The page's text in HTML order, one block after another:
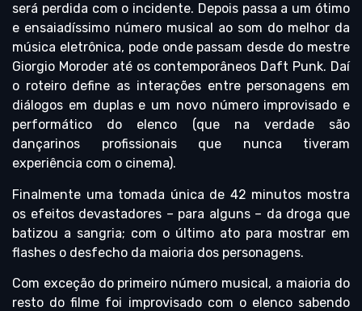
será perdida com o incidente. Depois passa a um ótimo
e ensaiadíssimo número musical ao som do melhor da
música eletrônica, pode onde passam desde do mestre
Giorgio Moroder até os contemporâneos Daft Punk. Daí
o roteiro define as interações entre personagens em
diálogos em duplas e um novo número improvisado e
performático do elenco (que na verdade são
dançarinos profissionais que nunca tiveram
experiência com o cinema).
Finalmente uma tomada única de 42 minutos mostra
os efeitos devastadores – para alguns – da droga que
batizou a sangria; com o último ato para mostrar em
flashes o desfecho da maioria dos personagens.
Com exceção do primeiro número musical, a maioria do
resto do filme foi improvisado com o elenco sabendo